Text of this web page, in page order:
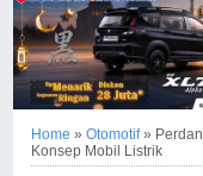
Home »Otomotif»
Konsep Mobil Listrik